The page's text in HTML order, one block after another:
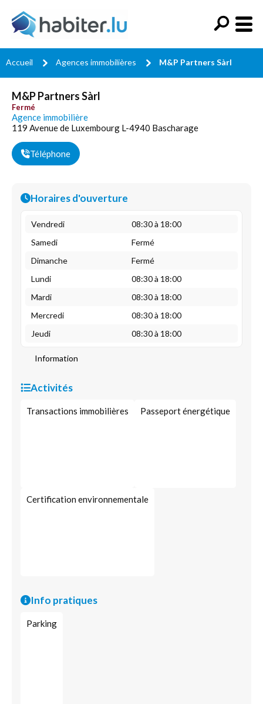
Accueil Agences immobilières M&P Partners Sàrl
M&P Partners Sàrl
Fermé
Agence immobilière
119 Avenue de Luxembourg L-4940 Bascharage
Téléphone
Horaires d'ouverture
Vendredi
08:30 à 18:00
Samedi
Fermé
Dimanche
Fermé
Lundi
08:30 à 18:00
Mardi
08:30 à 18:00
Mercredi
08:30 à 18:00
Jeudi
08:30 à 18:00
Information
Activités
Transactions immobilières Passeport énergétique
Certification environnementale
Info pratiques
Parking